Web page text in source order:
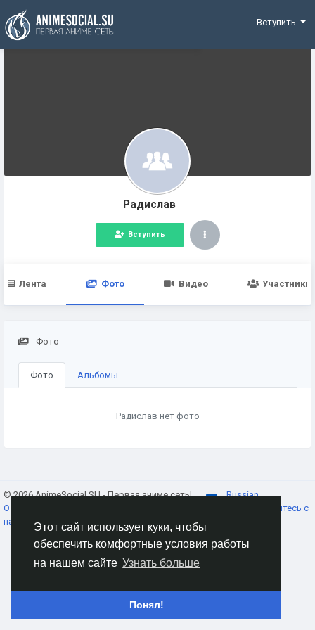
Этот сайт использует куки, чтобы
обеспечить комфортные условия работы
на нашем сайте Узнать больше
Понял!
Funding
Вступить
Радислав
Вступить
Лента Фото Видео Участники
Фото
Фото Альбомы
Радислав нет фото
© 2026 AnimeSocial.SU - Первая аниме сеть!
Russian
О нас
Свяжитесь с
нами
Каталог